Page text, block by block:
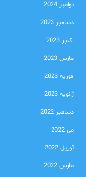
نوامبر 2024
دسامبر 2023
اکتبر 2023
مارس 2023
فوریه 2023
ژانویه 2023
دسامبر 2022
می 2022
آوریل 2022
مارس 2022